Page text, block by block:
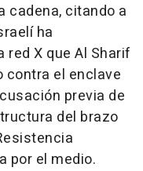
cadena, citando a
ha
X que Al Sharif
contra el enclave
previa de
del brazo
por el medio.